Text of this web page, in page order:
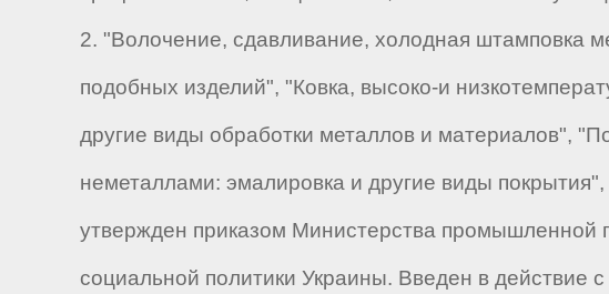
2. "Волочение, сдавливание, холодная штамповка
подобных изделий", "Ковка, высоко-и
другие виды обработки металлов и материалов",
неметаллами: эмалировка и другие виды
утвержден приказом Министерства промышленной
социальной политики Украины. Введен в действие с